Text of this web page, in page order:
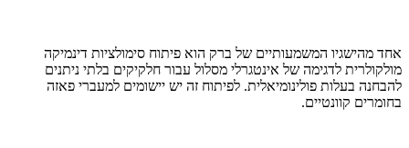
אחד מהישגיו המשמעותיים של ברק הוא פיתוח סימולציות דינמיקה
מולקולרית לדגימה של אינטגרלי מסלול עבור חלקיקים בלתי ניתנים
להבחנה בעלות פולינומיאלית. לפיתוח זה יש יישומים למעברי פאזה
בחומרים קוונטיים.